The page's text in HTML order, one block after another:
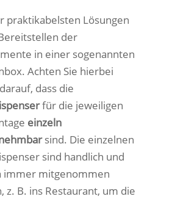
praktikabelsten Lösungen
der
in einer sogenannten
Achten Sie hierbei
dass die
für die jeweiligen
einzeln
sind. Die einzelnen
sind handlich und
immer mitgenommen
z. B. ins Restaurant, um die